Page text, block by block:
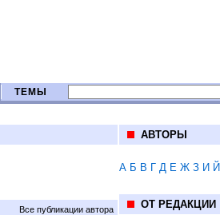
ТЕМЫ
Все публикации автора
АВТОРЫ
А Б В Г Д Е Ж З И Й
ОТ РЕДАКЦИИ